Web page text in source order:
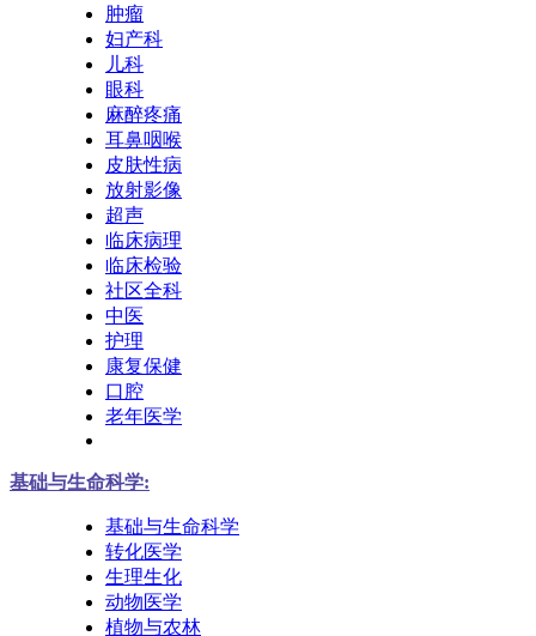
肿瘤
妇产科
儿科
眼科
麻醉疼痛
耳鼻咽喉
皮肤性病
放射影像
超声
临床病理
临床检验
社区全科
中医
护理
康复保健
口腔
老年医学
基础与生命科学:
基础与生命科学
转化医学
生理生化
动物医学
植物与农林